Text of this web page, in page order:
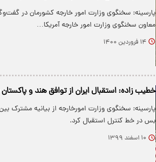
پارسینه: سخنگوی وزارت امور خارجه کشورمان در
معاون سخنگوی وزارت امور خارجه آمریکا…
۱۴ فروردین ۱۴۰۰
خطیب زاده: استقبال ایران از توافق هند و
پارسینه: سخنگوی وزارت امورخارجه از بیانیه مشترک
بس در خط کنترل استقبال کرد.
۱۰ اسفند ۱۳۹۹